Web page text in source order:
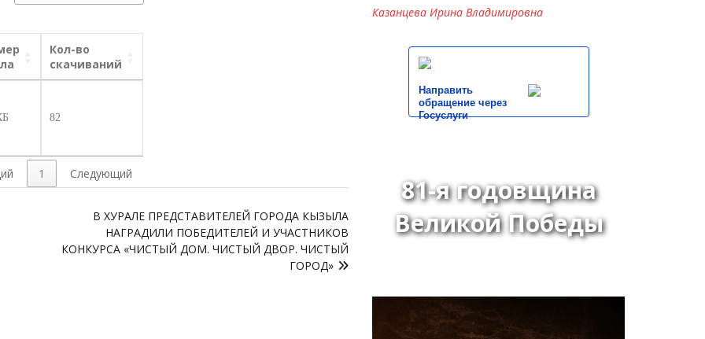
Кол-во
скачиваний
82
1 Следующий
В ХУРАЛЕ ПРЕДСТАВИТЕЛЕЙ ГОРОДА КЫЗЫЛА
НАГРАДИЛИ ПОБЕДИТЕЛЕЙ И УЧАСТНИКОВ
КОНКУРСА «ЧИСТЫЙ ДОМ. ЧИСТЫЙ ДВОР. ЧИСТЫЙ
ГОРОД»
Казанцева Ирина Владимировна
Направить
обращение через
Госуслуги
81-я годовщина
Великой Победы